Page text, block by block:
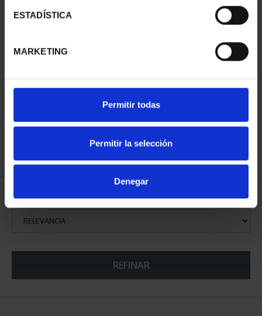
ESTADÍSTICA
MARKETING
Permitir todas
Permitir la selección
Denegar
CIUDADES PATRIMONIO
II - SALAMANCA
ORDENAR POR:
REFINAR